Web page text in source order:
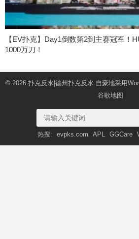
【EV扑克】Day1倒数第2到主赛冠军！
1000万刀！
© 2026 扑克反水|德州扑克反水 自豪地采用
谷歌地图
热搜: evpks.com APL GGCare